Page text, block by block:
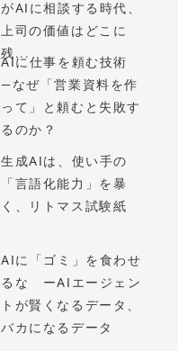
がAIに相談する時代、
上司の価値はどこに
残...
AIに仕事を頼む技術
—なぜ「営業資料を作
って」と頼むと失敗す
るのか？
生成AIは、使い手の
「言語化能力」を暴
く、リトマス試験紙
AIに「ゴミ」を食わせ
るな ーAIエージェン
トが賢くなるデータ、
バカになるデータ